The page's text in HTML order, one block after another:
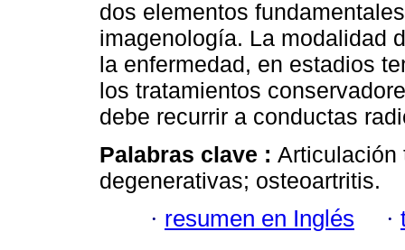
dos elementos
imagenología. La modalidad
la enfermedad, en estadios
los tratamientos
debe recurrir a conductas
Palabras clave : Articulación
degenerativas; osteoartritis.
· resumen en Inglés ·